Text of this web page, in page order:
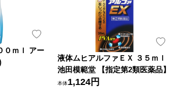
０ｍｌ アー
液体ムヒアルファＥＸ ３５ｍｌ
池田模範堂 【指定第2類医薬品】
本体1,124円